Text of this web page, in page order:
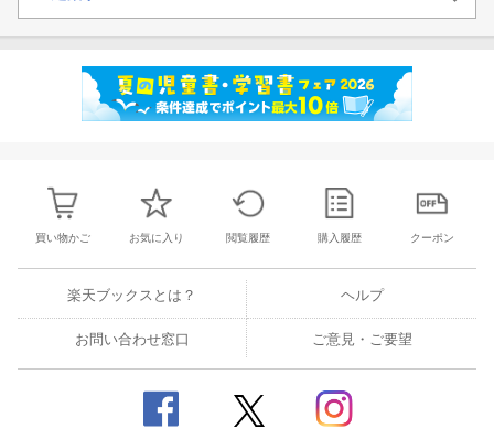
買い物かご お気に入り 閲覧履歴 購入履歴 クーポン
楽天ブックスとは？ ヘルプ
お問い合わせ窓口 ご意見・ご要望